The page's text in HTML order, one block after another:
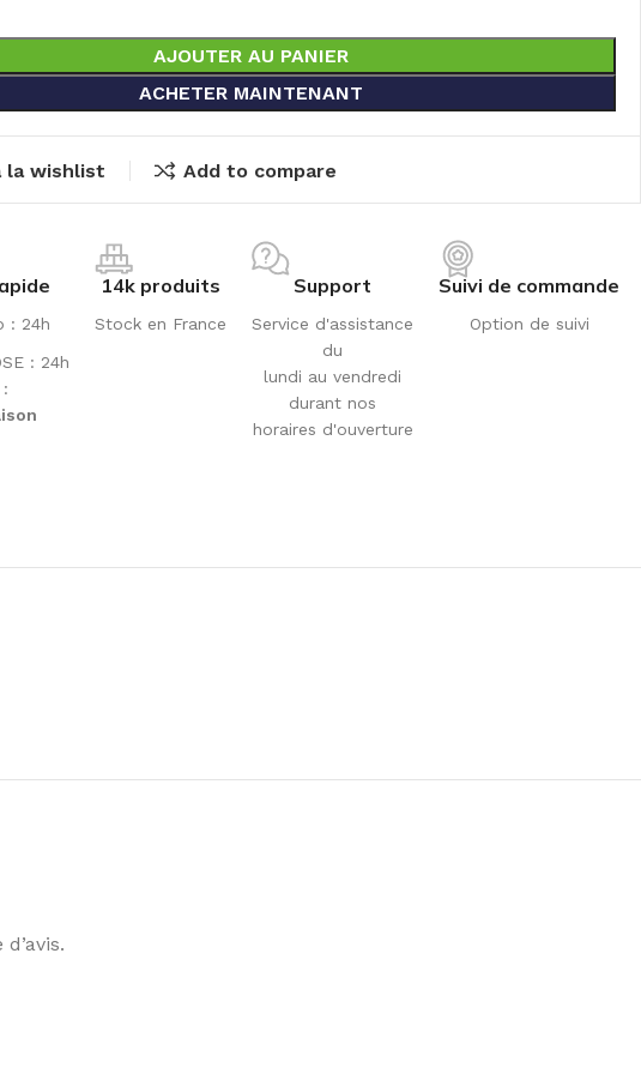
AJOUTER AU PANIER
ACHETER MAINTENANT
la wishlist Add to compare
: 24h
: 24h
14k produits
Stock en France
Support
Service d'assistance
du
lundi au vendredi
durant nos
horaires d'ouverture
Suivi de commande
Option de suivi